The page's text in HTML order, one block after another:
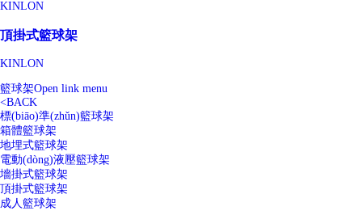
KINLON
頂掛式籃球架
KINLON
籃球架Open link menu
<BACK
標(biāo)準(zhǔn)籃球架
箱體籃球架
地埋式籃球架
電動(dòng)液壓籃球架
墻掛式籃球架
頂掛式籃球架
成人籃球架